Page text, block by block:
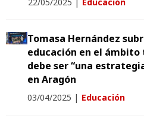
Tomasa Hernández
educación en el
debe ser “una
en Aragón
03/04/2025 | Educación